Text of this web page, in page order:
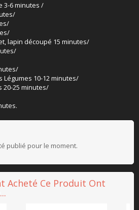
3-6 minutes /
lapin découpé 15 minutes/
Légumes 10-12 minutes/
20-25 minutes/
publié pour le moment.
Acheté Ce Produit Ont